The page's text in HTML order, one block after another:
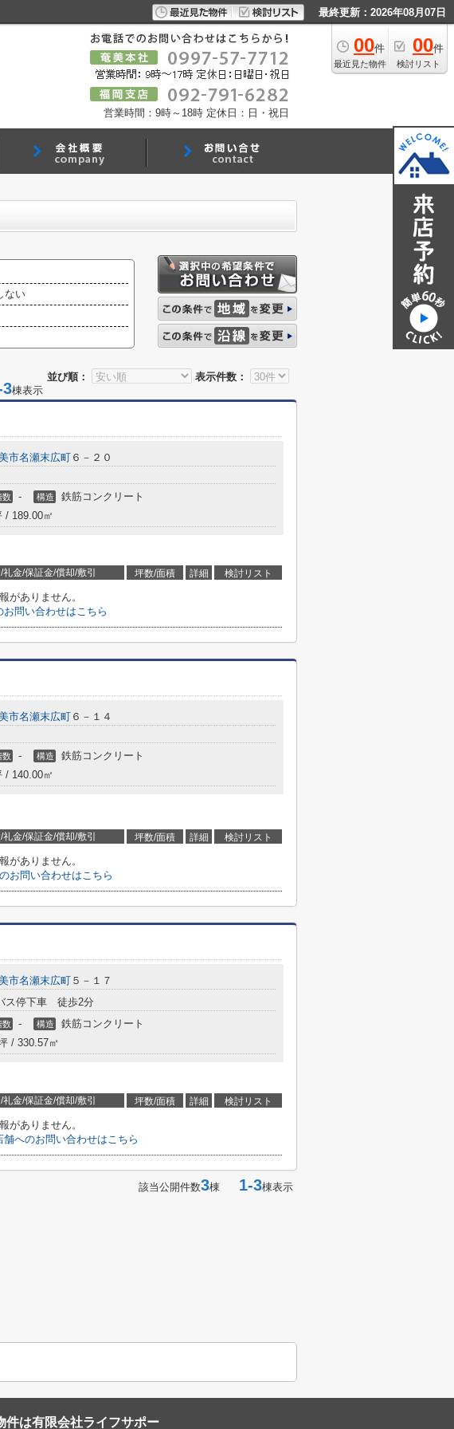
最終更新：2026年08月07日
00件
最近見た物件
00件
検討リスト
営業時間：9時～18時 定休日：日・祝日
ない
並び順： 表示件数：
棟表示
市名瀬末広町 ６－２０
数 - 構造 鉄筋コンクリート
/ 189.00㎡
礼金/保証金/償却/敷引 坪数/面積 詳細 検討リスト
がありません。
問い合わせはこちら
市名瀬末広町 ６－１４
数 - 構造 鉄筋コンクリート
/ 140.00㎡
礼金/保証金/償却/敷引 坪数/面積 詳細 検討リスト
がありません。
お問い合わせはこちら
市名瀬末広町 ５－１７
ス停下車 徒歩2分
数 - 構造 鉄筋コンクリート
/ 330.57㎡
礼金/保証金/償却/敷引 坪数/面積 詳細 検討リスト
がありません。
へのお問い合わせはこちら
該当公開件数3棟 1-3棟表示
件は有限会社ライフサポー